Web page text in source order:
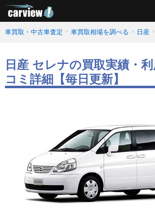
車買取・中古車査定 車買取相場を調べる 日産
日産 セレナの買取実績・
コミ詳細【毎日更新】